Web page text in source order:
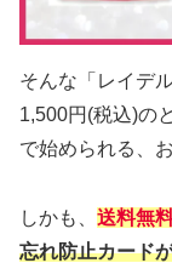
そんな「レイデ
1,500円(税込)の
で始められる、
しかも、 送料無
忘れ防止カード